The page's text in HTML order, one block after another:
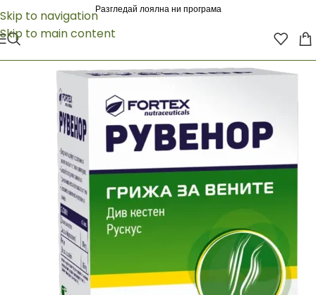
Skip to navigation
Skip to main content
Разгледай лоялна ни програма